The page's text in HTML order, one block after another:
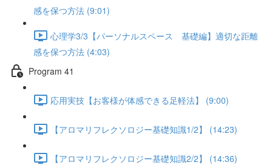
感を保つ方法 (9:01)
心理学3/3【パーソナルスペース 基礎編】適切な距離
感を保つ方法 (4:03)
Program 41
応用実技【お客様が体感できる足軽法】 (9:00)
【アロマリフレクソロジー基礎知識1/2】 (14:23)
【アロマリフレクソロジー基礎知識2/2】 (14:36)